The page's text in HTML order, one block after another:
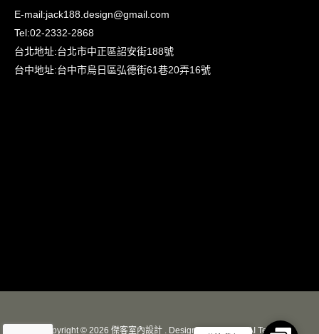
E-mail:jack188.design@gmail.com
Tel:02-2332-2868
台北地址:台北市中正區詔安街188號
台中地址:台中市烏日區弘德街61巷20弄16號
Copyright © 2026 傑客室內設計 . Designed by HOWMAI Tech.